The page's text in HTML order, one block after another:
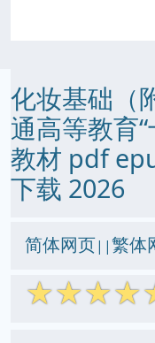
化妆基础（
通高等教育
教材 pdf
下载 2026
简体网页||繁体
☆☆☆☆